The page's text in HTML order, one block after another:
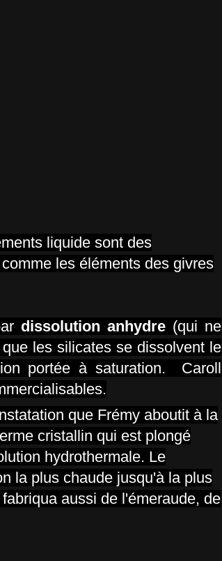
liquide sont des
les éléments des givres
dissolution anhydre (qui ne
les silicates se dissolvent le
portée à saturation. Caroll
que Frémy aboutit à la
cristallin qui est plongé
hydrothermale. Le
la plus chaude jusqu'à la plus
aussi de l'émeraude, de